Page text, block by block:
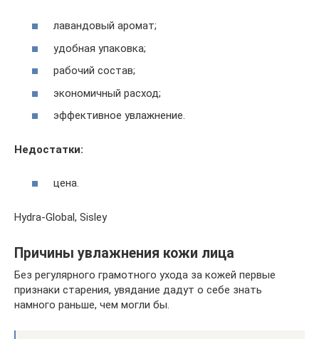
лавандовый аромат;
удобная упаковка;
рабочий состав;
экономичный расход;
эффективное увлажнение.
Недостатки:
цена.
Hydra-Global, Sisley
Причины увлажнения кожи лица
Без регулярного грамотного ухода за кожей первые
признаки старения, увядание дадут о себе знать
намного раньше, чем могли бы.